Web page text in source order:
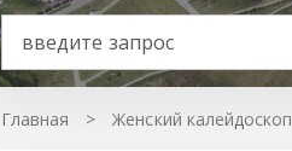
Главная > Женский калейдоскоп